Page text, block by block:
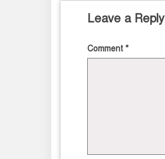
Leave a Reply
Comment *